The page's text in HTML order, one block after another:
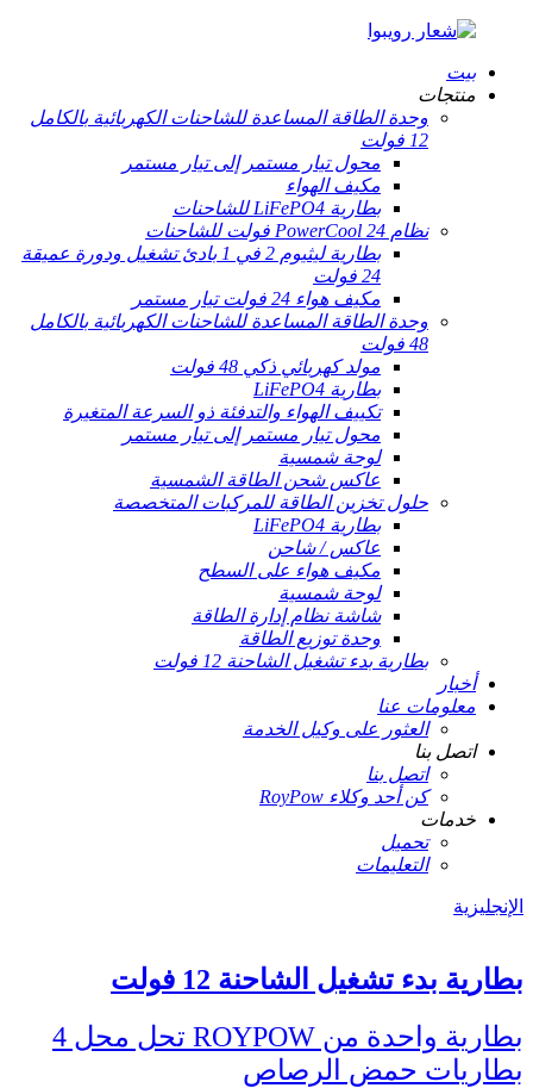
بيت
منتجات
وحدة الطاقة المساعدة للشاحنات الكهربائية بالكامل
12 فولت
محول تيار مستمر إلى تيار مستمر
مكيف الهواء
بطارية LiFePO4 للشاحنات
نظام PowerCool 24 فولت للشاحنات
بطارية ليثيوم 2 في 1 بادئ تشغيل ودورة عميقة
24 فولت
مكيف هواء 24 فولت تيار مستمر
وحدة الطاقة المساعدة للشاحنات الكهربائية بالكامل
48 فولت
مولد كهربائي ذكي 48 فولت
بطارية LiFePO4
تكييف الهواء والتدفئة ذو السرعة المتغيرة
محول تيار مستمر إلى تيار مستمر
لوحة شمسية
عاكس شحن الطاقة الشمسية
حلول تخزين الطاقة للمركبات المتخصصة
بطارية LiFePO4
عاكس / شاحن
مكيف هواء على السطح
لوحة شمسية
شاشة نظام إدارة الطاقة
وحدة توزيع الطاقة
بطارية بدء تشغيل الشاحنة 12 فولت
أخبار
معلومات عنا
العثور على وكيل الخدمة
اتصل بنا
اتصل بنا
كن أحد وكلاء RoyPow
خدمات
تحميل
التعليمات
الإنجليزية
بطارية بدء تشغيل الشاحنة 12 فولت
بطارية واحدة من ROYPOW تحل محل 4
بطاريات حمض الرصاص